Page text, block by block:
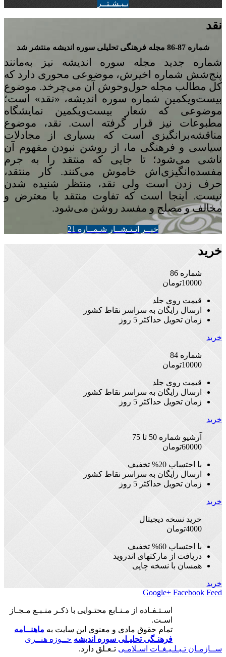
بـيـشـتــر
نقد
شماره 87-86 مجله‌ فرهنگی تحلیلی سوره‌ اندیشه منتشر شد
شماره‌ جدید مجله سوره اندیشه نیز به‌مانند
پنجشش شماره‌ اخیرش، موضوعی محوری دارد که
کل مطالب مجله حول‌وحوش آن می‌چرخد. موضوع
بیست‌ویکمین شماره‌ سوره‌ اندیشه، «نقد» است؛
موضوعی که شعار بیست‌ویکمین نمایشگاه
مطبوعات نیز قرار گرفته است. نقد، موضوع
مناقشه‌برانگیزی است که بسیاری از مجادلات
سیاسی و فرهنگی ما، از روشن نبودن مفهوم آن
ناشی می‌شود؛ تا جایی که منتقد را به جرم
مفسده‌انگیزی‌اش خاموش می‌کنند. کار منتقد،
حرف زدن است ولی نقد، منتظر شنیده شدن
نیست. اینجا است که تفاوت منتقد با معترض و
مخالف و مصلح و مفسد روشن می‌شود.
خبــر انـتـشــار شـمــاره 21
خرید
شماره 86
10000تومان
قیمت روی جلد
ارسال رایگان به سراسر نقاط کشور
زمان تحویل حداکثر 5 روز
خرید
شماره 84
10000تومان
قیمت روی جلد
ارسال رایگان به سراسر نقاط کشور
زمان تحویل حداکثر 5 روز
خرید
آرشیو شماره 50 تا 75
60000تومان
با احتساب 20% تخفیف
ارسال رایگان به سراسر نقاط کشور
زمان تحویل حداکثر 5 روز
خرید
خرید نسخه دیجیتال
4000تومان
با احتساب 60% تخفیف
دریافت از مارکتهای اندروید
همسان با نسخه چاپی
خرید
Google+ Facebook Feed
اسـتـفـاده از مـنـابع محتـوایی با ذکـر منـبـع مـجـاز
اسـت.
تمام حقوق مادی و معنوی این سایت به ماهنــامه
فرهنـگی تحلیـلی سوره اندیشه حــوزه هنــری
ســازمـان تـبـلـیـغـات اسـلامـی تـعـلق دارد.